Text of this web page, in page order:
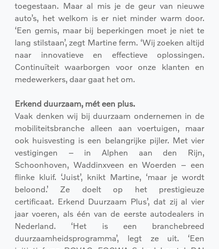
toegestaan. Maar al mis je de geur van nieuwe
auto’s, het welkom is er niet minder warm door.
‘Een gemis, maar bij beperkingen moet je niet te
lang stilstaan’, zegt Martine ferm. ‘Wij zoeken altijd
naar innovatieve en effectieve oplossingen.
Continuïteit waarborgen voor onze klanten en
medewerkers, daar gaat het om.
Erkend duurzaam, mét een plus.
Vaak denken wij bij duurzaam ondernemen in de
mobiliteitsbranche alleen aan voertuigen, maar
ook huisvesting is een belangrijke pijler. Met vier
vestigingen – in Alphen aan den Rijn,
Schoonhoven, Waddinxveen en Woerden – een
flinke kluif. ‘Juist’, knikt Martine, ‘maar je wordt
beloond.’ Ze doelt op het prestigieuze
certificaat. Erkend Duurzaam Plus’, dat zij al vier
jaar voeren, als één van de eerste autodealers in
Nederland. ‘Het is een branchebreed
duurzaamheidsprogramma’, legt ze uit. ‘Een